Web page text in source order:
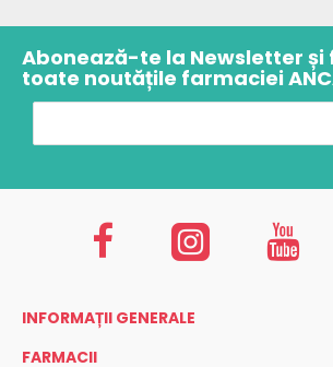
Abonează-te la Newsletter și
toate noutățile farmaciei
INFORMAȚII GENERALE
FARMACII